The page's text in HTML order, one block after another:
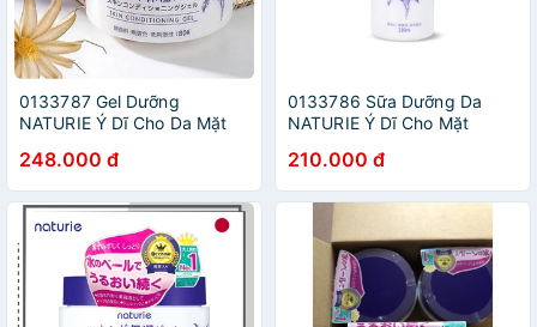
0133787 Gel Dưỡng
NATURIE Ý Dĩ Cho Da Mặt
248.000 đ
0133786 Sữa Dưỡng Da
NATURIE Ý Dĩ Cho Mặt
210.000 đ